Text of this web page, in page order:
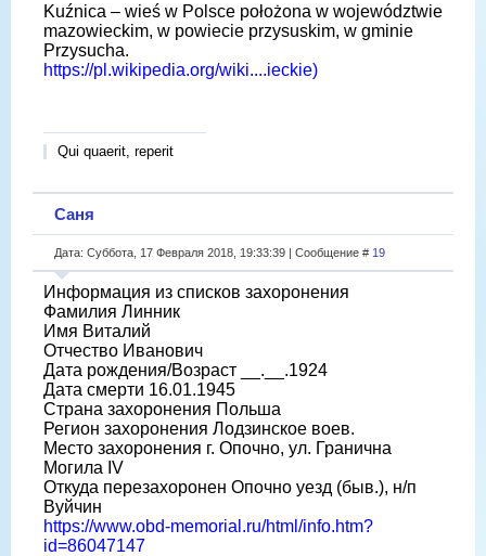
Kuźnica – wieś w Polsce położona w województwie
mazowieckim, w powiecie przysuskim, w gminie
Przysucha.
https://pl.wikipedia.org/wiki....ieckie)
Qui quaerit, reperit
Саня
Дата: Суббота, 17 Февраля 2018, 19:33:39 | Сообщение # 19
Информация из списков захоронения
Фамилия Линник
Имя Виталий
Отчество Иванович
Дата рождения/Возраст __.__.1924
Дата смерти 16.01.1945
Страна захоронения Польша
Регион захоронения Лодзинское воев.
Место захоронения г. Опочно, ул. Гранична
Могила IV
Откуда перезахоронен Опочно уезд (быв.), н/п
Вуйчин
https://www.obd-memorial.ru/html/info.htm?
id=86047147